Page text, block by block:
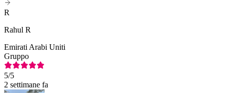
R
Rahul R
Emirati Arabi Uniti
Gruppo
5/5
2 settimane fa